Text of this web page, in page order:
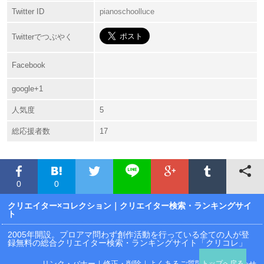
Twitter ID pianoschoolluce
Twitterでつぶやく
Facebook
google+1
人気度 5
総応援者数 17
0 0
クリエイター×コレクション ｜クリエイター検索・ランキングサイ
ト
2005年開設。プロアマ問わず創作活動を行っている全ての人が登
録無料の総合クリエイター検索・ランキングサイト「クリコレ」